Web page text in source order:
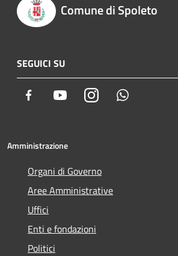
Comune di Spoleto
SEGUICI SU
Facebook YoutubeInstagram
Amministrazione
Organi di Governo
Aree Amministrative
Uffici
Enti e fondazioni
Politici